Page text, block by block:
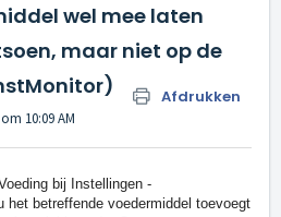
wel mee laten
maar niet op de
Afdrukken
10:09 AM
bij Instellingen -
het betreffende voedermiddel toevoegt